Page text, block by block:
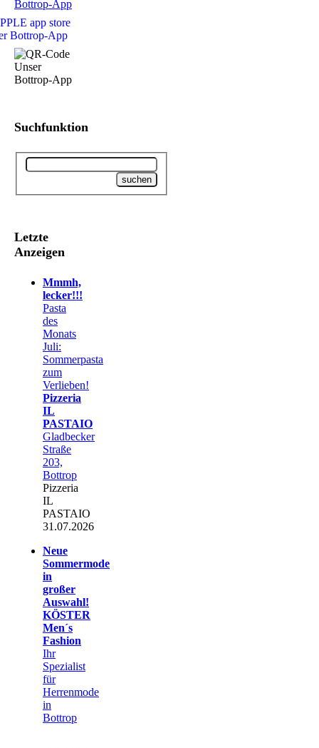
Suchfunktion
Letzte
Anzeigen
Mmmh,
lecker!!!
Pasta
des
Monats
Juli:
Sommerpasta
zum
Verlieben!
Pizzeria
IL
PASTAIO
Gladbecker
Straße
203,
Bottrop
Pizzeria
IL
PASTAIO
31.07.2026
Neue
Sommermode
in
großer
Auswahl!
KÖSTER
Men´s
Fashion
Ihr
Spezialist
für
Herrenmode
in
Bottrop